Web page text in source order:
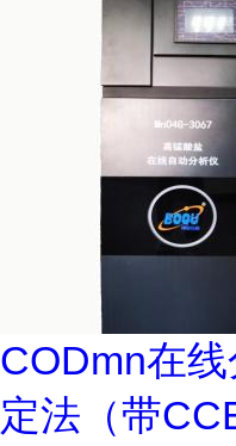
CODmn在
定法（带